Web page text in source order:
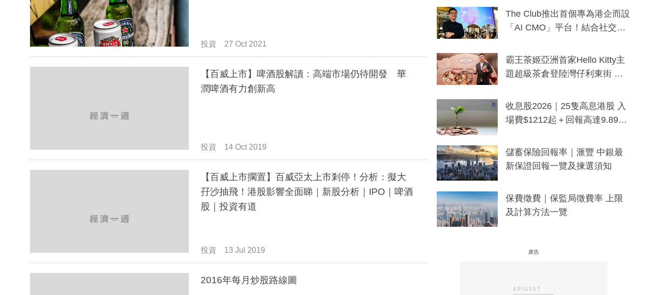
投資 27 Oct 2021
【百威上市】啤酒股解讀：高端市場仍待開發 華
潤啤酒有力創新高
投資 14 Oct 2019
【百威上市擱置】百威亞太上市剎停！分析：擬大
孖沙抽飛！港股影響全面睇｜新股分析｜IPO｜啤酒
股｜投資有道
投資 13 Jul 2019
2016年每月炒股路線圖
The Club推出首個專為港企而設
「AI CMO」平台！結合社交聆
分鐘生成「貼地」宣傳短片
霸王茶姬亞洲首家Hello Kitty主
題超級茶倉登陸灣仔利東街 推
y及香港限定特調系列
收息股2026｜25隻高息港股 入
場費$1212起＋回報高達9.89
儲蓄保險回報率｜滙豐 中銀最
新保證回報一覽及揀選須知
保費徵費｜保監局徵費率 上限
及計算方法一覽
廣告